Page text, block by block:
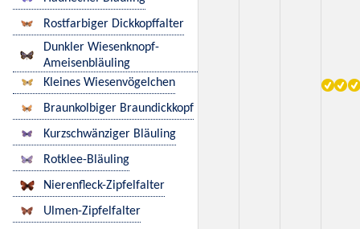
Rostfarbiger Dickkopffalter
Dunkler Wiesenknopf-
Ameisenbläuling
Kleines Wiesenvögelchen
Braunkolbiger Braundickkopf
Kurzschwänziger Bläuling
Rotklee-Bläuling
Nierenfleck-Zipfelfalter
Ulmen-Zipfelfalter